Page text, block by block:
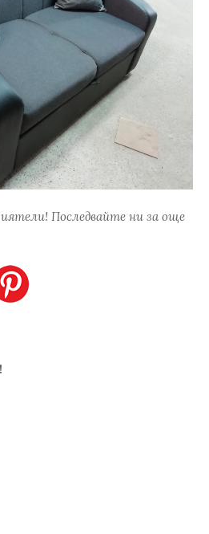
Последвайте ни за още